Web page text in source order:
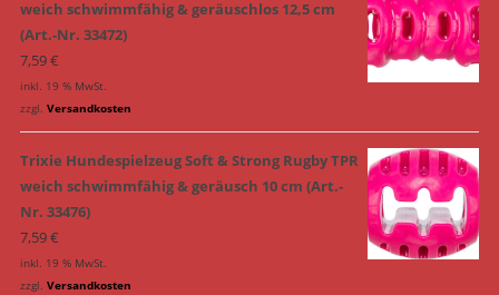
weich schwimmfähig & geräuschlos 12,5 cm
(Art.-Nr. 33472)
7,59€
inkl. 19 % MwSt.
zzgl. Versandkosten
Trixie Hundespielzeug Soft & Strong Rugby TPR
weich schwimmfähig & geräusch 10 cm (Art.-
Nr. 33476)
7,59€
inkl. 19 % MwSt.
zzgl. Versandkosten